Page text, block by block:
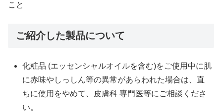
こと
ご紹介した製品について
化粧品 (エッセンシャルオイルを含む)をご使用中に肌
に赤味やしっしん等の異常があらわれた場合は、直
ちに使用をやめて、皮膚科 専門医等にご相談くださ
い。